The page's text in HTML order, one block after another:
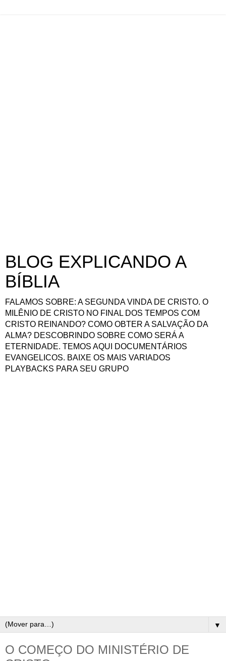
BLOG EXPLICANDO A
BÍBLIA
FALAMOS SOBRE: A SEGUNDA VINDA DE CRISTO. O
MILÊNIO DE CRISTO NO FINAL DOS TEMPOS COM
CRISTO REINANDO? COMO OBTER A SALVAÇÃO DA
ALMA? DESCOBRINDO SOBRE COMO SERÁ A
ETERNIDADE. TEMOS AQUI DOCUMENTÁRIOS
EVANGELICOS. BAIXE OS MAIS VARIADOS
PLAYBACKS PARA SEU GRUPO
▼
O COMEÇO DO MINISTÉRIO DE